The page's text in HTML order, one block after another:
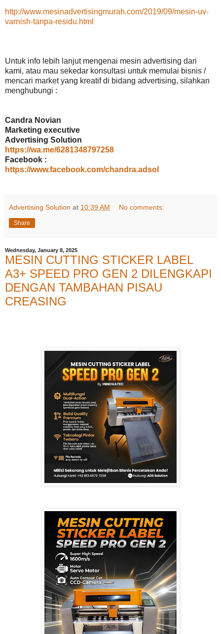
http://www.mesinadvertisingmurah.com/2019/09/mesin-uv-
varnish-tanpa-residu.html
Untuk info lebih lanjut mengenai mesin advertising dari
kami, atau mau sekedar konsultasi untuk memulai bisnis /
mencari market yang kreatif di bidang advertising, silahkan
menghubungi :
Candra Novian
Marketing executive
Advertising Solution
https://wa.me/6281348797258
Facebook :
https://www.facebook.com/chandra.adsol
Advertising Solution at 10:39 AM No comments:
Share
Wednesday, January 8, 2025
MESIN CUTTING STICKER LABEL
A3+ SPEED PRO GEN 2 DILENGKAPI
DENGAN TAMBAHAN PISAU
CREASING